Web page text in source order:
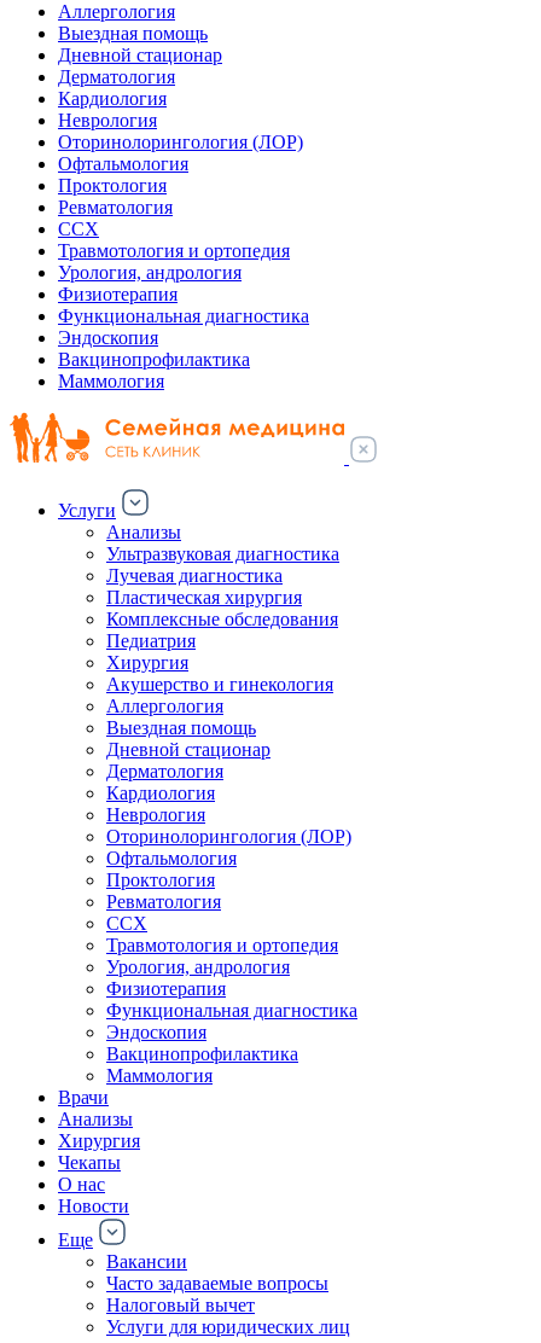
Аллергология
Выездная помощь
Дневной стационар
Дерматология
Кардиология
Неврология
Оторинолорингология (ЛОР)
Офтальмология
Проктология
Ревматология
ССХ
Травмотология и ортопедия
Урология, андрология
Физиотерапия
Функциональная диагностика
Эндоскопия
Вакцинопрофилактика
Маммология
Услуги
Анализы
Ультразвуковая диагностика
Лучевая диагностика
Пластическая хирургия
Комплексные обследования
Педиатрия
Хирургия
Акушерство и гинекология
Аллергология
Выездная помощь
Дневной стационар
Дерматология
Кардиология
Неврология
Оторинолорингология (ЛОР)
Офтальмология
Проктология
Ревматология
ССХ
Травмотология и ортопедия
Урология, андрология
Физиотерапия
Функциональная диагностика
Эндоскопия
Вакцинопрофилактика
Маммология
Врачи
Анализы
Хирургия
Чекапы
О нас
Новости
Еще
Вакансии
Часто задаваемые вопросы
Налоговый вычет
Услуги для юридических лиц